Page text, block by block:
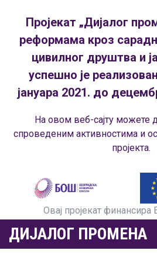
Пројекат „Дијалог
реформама кроз
цивилног друштва и
успешно је
јануара 2021. до
На овом веб-сајту можете
спроведеним активностима и
пројекта.
Овај пројекат финансира
ДИЈАЛОГ ПРОМЕНА